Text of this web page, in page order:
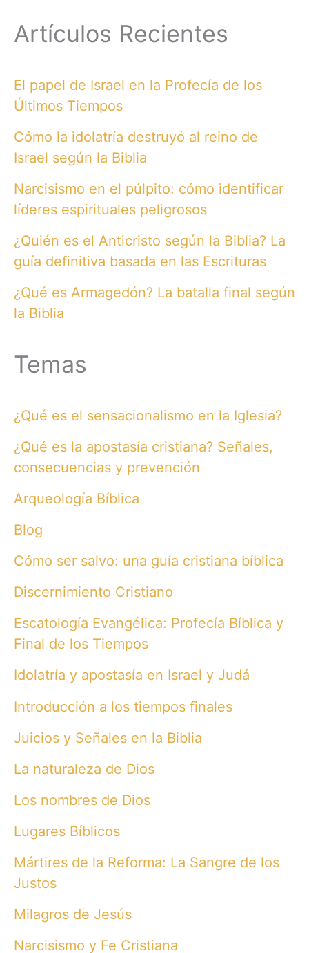
Artículos Recientes
El papel de Israel en la Profecía de los
Últimos Tiempos
Cómo la idolatría destruyó al reino de
Israel según la Biblia
Narcisismo en el púlpito: cómo identificar
líderes espirituales peligrosos
¿Quién es el Anticristo según la Biblia? La
guía definitiva basada en las Escrituras
¿Qué es Armagedón? La batalla final según
la Biblia
Temas
¿Qué es el sensacionalismo en la Iglesia?
¿Qué es la apostasía cristiana? Señales,
consecuencias y prevención
Arqueología Bíblica
Blog
Cómo ser salvo: una guía cristiana bíblica
Discernimiento Cristiano
Escatología Evangélica: Profecía Bíblica y
Final de los Tiempos
Idolatría y apostasía en Israel y Judá
Introducción a los tiempos finales
Juicios y Señales en la Biblia
La naturaleza de Dios
Los nombres de Dios
Lugares Bíblicos
Mártires de la Reforma: La Sangre de los
Justos
Milagros de Jesús
Narcisismo y Fe Cristiana